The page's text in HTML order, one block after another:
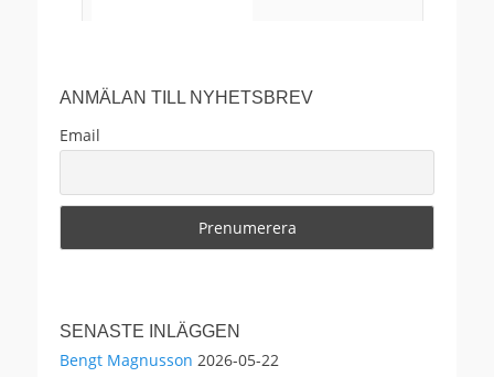
View on Facebook · Share
29 0 4
Anders Ekborg offentlig
ANMÄLAN TILL NYHETSBREV
Email
SENASTE INLÄGGEN
Bengt Magnusson 2026-05-22